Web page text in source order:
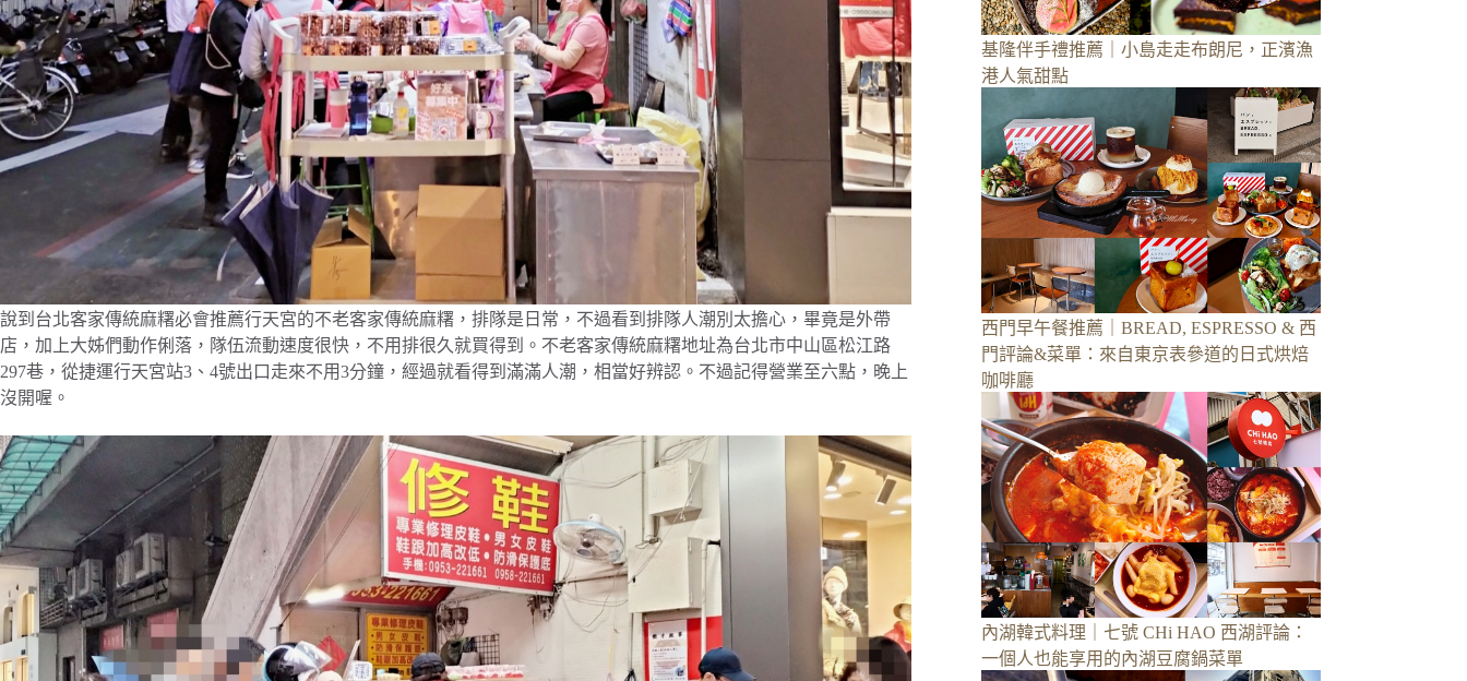
說到台北客家傳統麻糬必會推薦行天宮的不老客家傳統麻糬，排隊是日常，不過看到排隊人潮別太擔心，畢竟是外帶
店，加上大姊們動作俐落，隊伍流動速度很快，不用排很久就買得到。不老客家傳統麻糬地址為台北市中山區松江路
297巷，從捷運行天宮站3、4號出口走來不用3分鐘，經過就看得到滿滿人潮，相當好辨認。不過記得營業至六點，晚上
沒開喔。
基隆伴手禮推薦｜小島走走布朗尼，正濱漁
港人氣甜點
西門早午餐推薦｜BREAD, ESPRESSO & 西
門評論&菜單：來自東京表參道的日式烘焙
咖啡廳
內湖韓式料理｜七號 CHi HAO 西湖評論：
一個人也能享用的內湖豆腐鍋菜單